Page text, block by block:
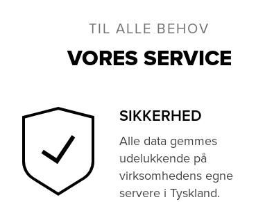
TIL ALLE BEHOV
VORES SERVICE
SIKKERHED
Alle data gemmes
udelukkende på
virksomhedens egne
servere i Tyskland.